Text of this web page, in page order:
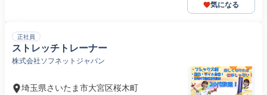
気になる
正社員
ストレッチトレーナー
株式会社ソフネットジャパン
埼玉県さいたま市大宮区桜木町